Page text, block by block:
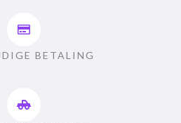
BETALING